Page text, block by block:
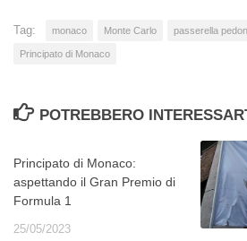
Tag: monaco Monte Carlo passerella
Principato di Monaco
POTREBBERO
Principato di Monaco:
aspettando il Gran Premio di
Formula 1
25/05/2023